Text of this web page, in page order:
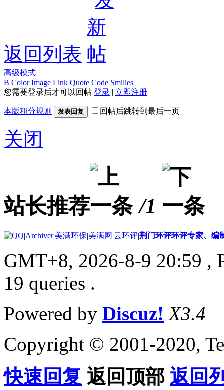
返回列表
高级模式
B Color Image Link Quote Code Smilies
您需要登录后才可以回帖 登录 | 立即注册
本版积分规则 发表回复 回帖后跳转到最后一页
关闭
站长推荐 /1
|Archiver|美满环保|美满网 |云环评|荆门环评环评专家、编
GMT+8, 2026-8-9 20:59 ,
19 queries .
Powered by Discuz! X3.4
Copyright © 2001-2020,
快速回复 返回顶部 返回